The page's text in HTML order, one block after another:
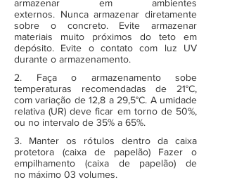
armazenar em ambientes
externos. Nunca armazenar diretamente
sobre o concreto. Evite armazenar
materiais muito próximos do teto em
depósito. Evite o contato com luz UV
durante o armazenamento.
2. Faça o armazenamento sobe
temperaturas recomendadas de 21°C,
com variação de 12,8 a 29,5°C. A umidade
relativa (UR) deve ficar em torno de 50%,
ou no intervalo de 35% a 65%.
3. Manter os rótulos dentro da caixa
protetora (caixa de papelão) Fazer o
empilhamento (caixa de papelão) de
no máximo 03 volumes.